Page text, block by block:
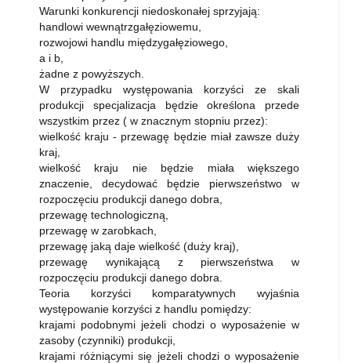
Warunki konkurencji niedoskonałej sprzyjają:
handlowi wewnątrzgałęziowemu,
rozwojowi handlu międzygałęziowego,
a i b,
żadne z powyższych.
W przypadku występowania korzyści ze skali
produkcji specjalizacja będzie określona przede
wszystkim przez ( w znacznym stopniu przez):
wielkość kraju - przewagę będzie miał zawsze duży
kraj,
wielkość kraju nie będzie miała większego
znaczenie, decydować będzie pierwszeństwo w
rozpoczęciu produkcji danego dobra,
przewagę technologiczną,
przewagę w zarobkach,
przewagę jaką daje wielkość (duży kraj),
przewagę wynikającą z pierwszeństwa w
rozpoczęciu produkcji danego dobra.
Teoria korzyści komparatywnych wyjaśnia
występowanie korzyści z handlu pomiędzy:
krajami podobnymi jeżeli chodzi o wyposażenie w
zasoby (czynniki) produkcji,
krajami różniącymi się jeżeli chodzi o wyposażenie